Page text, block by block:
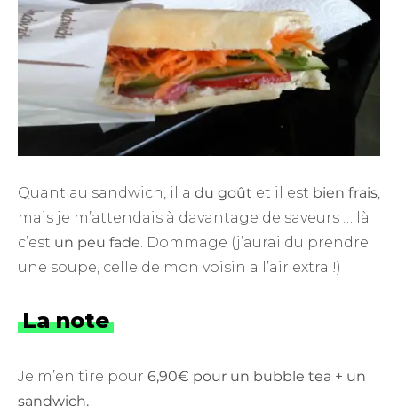
Quant au sandwich, il a du goût et il est bien frais
mais je m’attendais à davantage de saveurs … là
c’est un peu fade . Dommage (j’aurai du prendre
une soupe, celle de mon voisin a l’air extra !)
La note
Je m’en tire pour 6,90€ pour un bubble tea + un
sandwich.